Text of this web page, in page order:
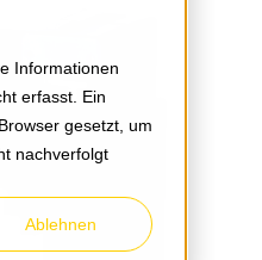
Informationen
erfasst. Ein
gesetzt, um
nachverfolgt
Ablehnen